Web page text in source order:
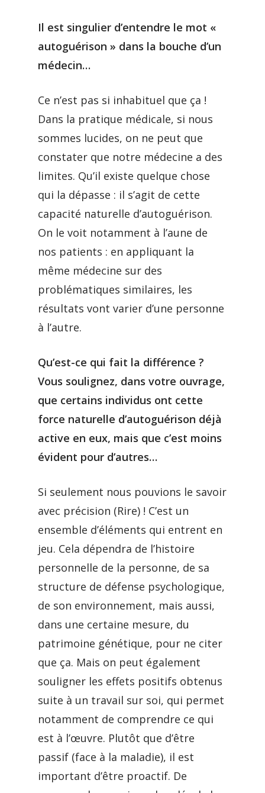
Il est singulier d’entendre le mot «
autoguérison » dans la bouche d’un
médecin…
Ce n’est pas si inhabituel que ça !
Dans la pratique médicale, si nous
sommes lucides, on ne peut que
constater que notre médecine a des
limites. Qu’il existe quelque chose
qui la dépasse : il s’agit de cette
capacité naturelle d’autoguérison.
On le voit notamment à l’aune de
nos patients : en appliquant la
même médecine sur des
problématiques similaires, les
résultats vont varier d’une personne
à l’autre.
Qu’est-ce qui fait la différence ?
Vous soulignez, dans votre ouvrage,
que certains individus ont cette
force naturelle d’autoguérison déjà
active en eux, mais que c’est moins
évident pour d’autres…
Si seulement nous pouvions le savoir
avec précision (Rire) ! C’est un
ensemble d’éléments qui entrent en
jeu. Cela dépendra de l’histoire
personnelle de la personne, de sa
structure de défense psychologique,
de son environnement, mais aussi,
dans une certaine mesure, du
patrimoine génétique, pour ne citer
que ça. Mais on peut également
souligner les effets positifs obtenus
suite à un travail sur soi, qui permet
notamment de comprendre ce qui
est à l’œuvre. Plutôt que d’être
passif (face à la maladie), il est
important d’être proactif. De